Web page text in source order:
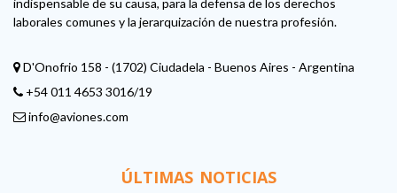
indispensable de su causa, para la defensa de los derechos
laborales comunes y la jerarquización de nuestra profesión.
D'Onofrio 158 - (1702) Ciudadela - Buenos Aires - Argentina
+54 011 4653 3016/19
info@aviones.com
ÚLTIMAS NOTICIAS